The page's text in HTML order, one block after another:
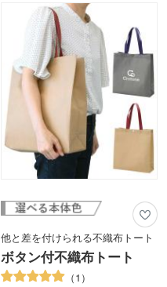
す。厚手で中身が透けにくく、様々な用
途に使いやすいのがうれしいポイント。
名入れは1色・フルカラーで対応してい
ます。好きなデザインをプリントすると
オリジナルバッグが作れます!
他と差を付けられる不織布トート
ボタン付不織布トート
1